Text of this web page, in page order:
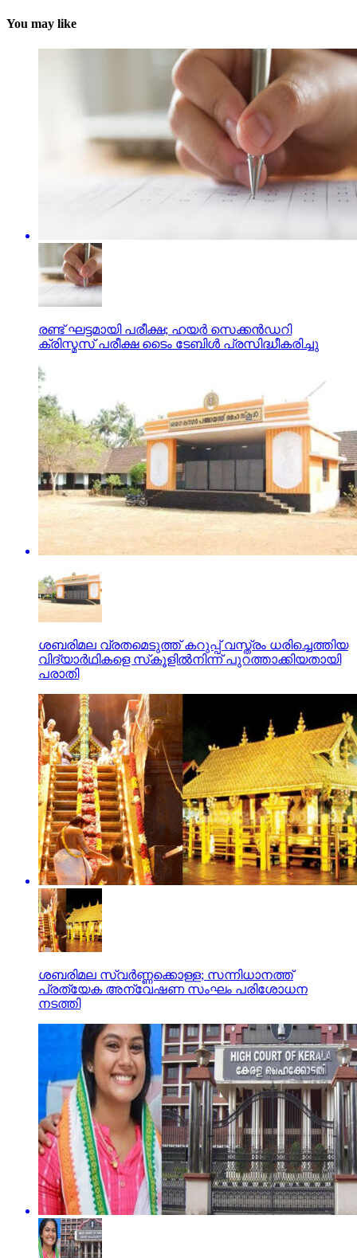
You may like
രണ്ട് ഘട്ടമായി പരീക്ഷ; ഹയര്‍ സെക്കന്‍ഡറി
ക്രിസ്മസ് പരീക്ഷ ടൈം ടേബിള്‍ പ്രസിദ്ധീകരിച്ചു
ശബരിമല വ്രതമെടുത്ത് കറുപ്പ് വസ്ത്രം ധരിച്ചെത്തിയ
വിദ്യാര്‍ഥികളെ സ്‌കൂളില്‍നിന്ന് പുറത്താക്കിയതായി
പരാതി
ശബരിമല സ്വര്‍ണ്ണക്കൊള്ള; സന്നിധാനത്ത്
പ്രത്യേക അന്വേഷണ സംഘം പരിശോധന
നടത്തി